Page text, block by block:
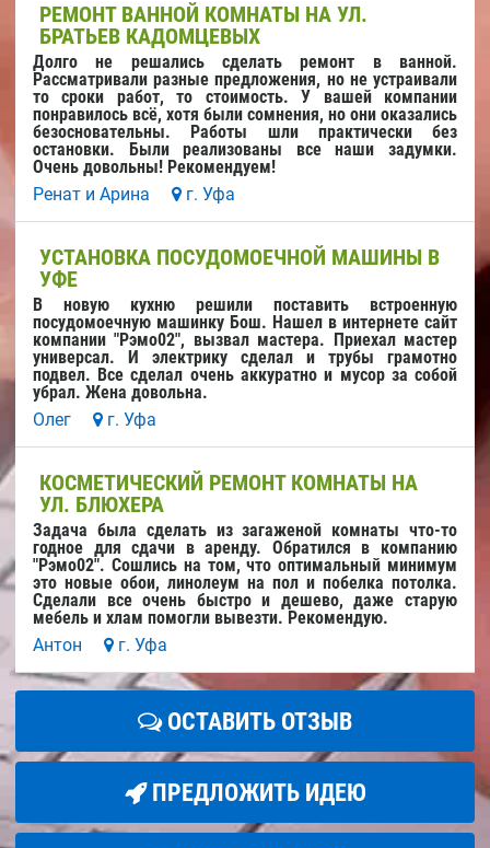
РЕМОНТ ВАННОЙ КОМНАТЫ НА УЛ.
БРАТЬЕВ КАДОМЦЕВЫХ
Долго не решались сделать ремонт в ванной.
Рассматривали разные предложения, но не устраивали
то сроки работ, то стоимость. У вашей компании
понравилось всё, хотя были сомнения, но они оказались
безосновательны. Работы шли практически без
остановки. Были реализованы все наши задумки.
Очень довольны! Рекомендуем!
Ренат и Арина
г. Уфа
УСТАНОВКА ПОСУДОМОЕЧНОЙ МАШИНЫ В
УФЕ
В новую кухню решили поставить встроенную
посудомоечную машинку Бош. Нашел в интернете сайт
компании "Рэмо02", вызвал мастера. Приехал мастер
универсал. И электрику сделал и трубы грамотно
подвел. Все сделал очень аккуратно и мусор за собой
убрал. Жена довольна.
Олег
г. Уфа
КОСМЕТИЧЕСКИЙ РЕМОНТ КОМНАТЫ НА
УЛ. БЛЮХЕРА
Задача была сделать из загаженой комнаты что-то
годное для сдачи в аренду. Обратился в компанию
"Рэмо02". Сошлись на том, что оптимальный минимум
это новые обои, линолеум на пол и побелка потолка.
Сделали все очень быстро и дешево, даже старую
мебель и хлам помогли вывезти. Рекомендую.
Антон
г. Уфа
ОСТАВИТЬ ОТЗЫВ
ПРЕДЛОЖИТЬ ИДЕЮ